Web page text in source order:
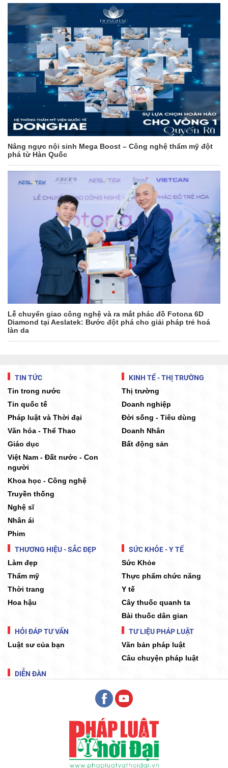
Nâng ngực nội sinh Mega Boost – Công nghệ thẩm mỹ đột
phá từ Hàn Quốc
Lễ chuyển giao công nghệ và ra mắt phác đồ Fotona 6D
Diamond tại Aeslatek: Bước đột phá cho giải pháp trẻ hoá
làn da
TIN TỨC
Tin trong nước
Tin quốc tế
Pháp luật và Thời đại
Văn hóa - Thể Thao
Giáo dục
Việt Nam - Đất nước - Con
người
Khoa học - Công nghệ
Truyền thống
Nghệ sĩ
Nhân ái
Phim
KINH TẾ - THỊ TRƯỜNG
Thị trường
Doanh nghiệp
Đời sống - Tiêu dùng
Doanh Nhân
Bất động sản
THƯƠNG HIỆU - SẮC ĐẸP
Làm đẹp
Thẩm mỹ
Thời trang
Hoa hậu
SỨC KHỎE - Y TẾ
Sức Khỏe
Thực phẩm chức năng
Y tế
Cây thuốc quanh ta
Bài thuốc dân gian
HỎI ĐÁP TƯ VẤN
Luật sư của bạn
TƯ LIỆU PHÁP LUẬT
Văn bản pháp luật
Câu chuyện pháp luật
DIỄN ĐÀN